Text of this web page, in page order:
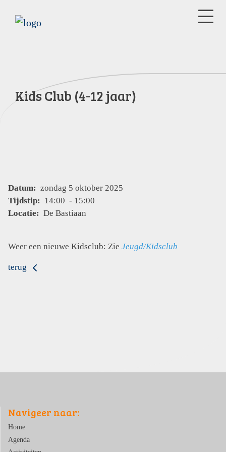
Kids Club (4-12 jaar)
Datum: zondag 5 oktober 2025
Tijdstip: 14:00 - 15:00
Locatie: De Bastiaan
Weer een nieuwe Kidsclub: Zie Jeugd/Kidsclub
terug
Navigeer naar:
Home
Agenda